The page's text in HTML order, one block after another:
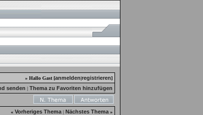
» Hallo Gast [anmelden|registrieren]
senden | Thema zu Favoriten hinzufügen
« Vorheriges Thema| Nächstes Thema »